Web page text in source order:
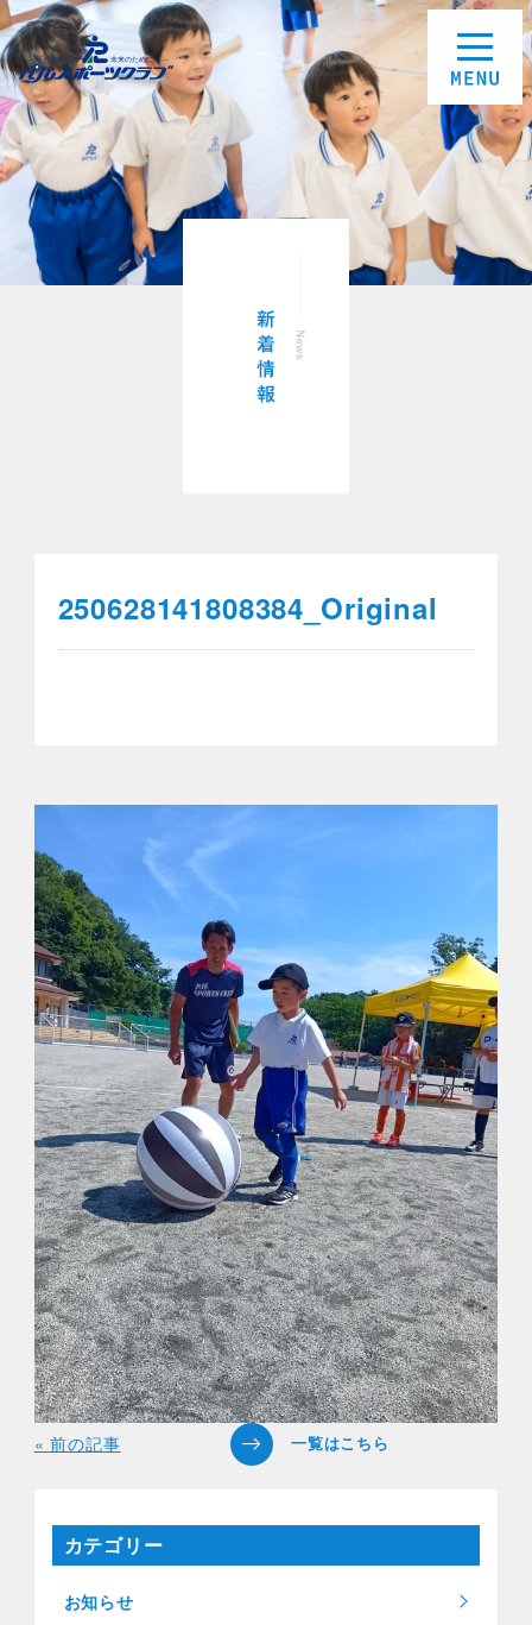
250628141808384_Original
« 前の記事
カテゴリー
お知らせ